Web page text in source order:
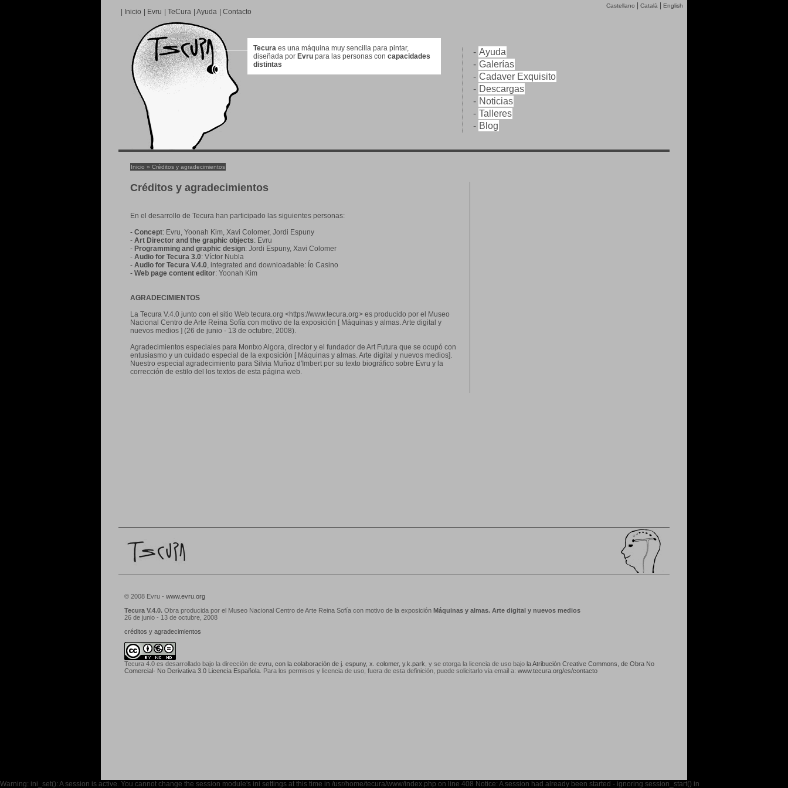
Castellano Català English
Inicio Evru TeCura Ayuda Contacto
Tecura es una máquina muy sencilla para pintar,
diseñada por Evru para las personas con capacidades
distintas
- Ayuda
- Galerías
- Cadaver Exquisito
- Descargas
- Noticias
- Talleres
- Blog
Inicio » Créditos y agradecimientos
Créditos y agradecimientos
En el desarrollo de Tecura han participado las siguientes personas:
- Concept: Evru, Yoonah Kim, Xavi Colomer, Jordi Espuny
- Art Director and the graphic objects: Evru
- Programming and graphic design: Jordi Espuny, Xavi Colomer
- Audio for Tecura 3.0: Víctor Nubla
- Audio for Tecura V.4.0, integrated and downloadable: Ío Casino
- Web page content editor: Yoonah Kim
AGRADECIMIENTOS
La Tecura V.4.0 junto con el sitio Web tecura.org <https://www.tecura.org> es producido por el Museo
Nacional Centro de Arte Reina Sofía con motivo de la exposición [ Máquinas y almas. Arte digital y
nuevos medios ] (26 de junio - 13 de octubre, 2008).
Agradecimientos especiales para Montxo Algora, director y el fundador de Art Futura que se ocupó con
entusiasmo y un cuidado especial de la exposición [ Máquinas y almas. Arte digital y nuevos medios].
Nuestro especial agradecimiento para Silvia Muñoz d'Imbert por su texto biográfico sobre Evru y la
corrección de estilo del los textos de esta página web.
© 2008 Evru - www.evru.org
Tecura V.4.0. Obra producida por el Museo Nacional Centro de Arte Reina Sofía con motivo de la exposición Máquinas y almas. Arte digital y nuevos medios
26 de junio - 13 de octubre, 2008
créditos y agradecimientos
Tecura 4.0 es desarrollado bajo la dirección de evru, con la colaboración de j. espuny, x. colomer, y.k.park , y se otorga la licencia de uso bajo la Atribución Creative Commons, de Obra No
Comercial- No Derivativa 3.0 Licencia Española . Para los permisos y licencia de uso, fuera de esta definición, puede solicitarlo via email a: www.tecura.org/es/contacto
Warning: ini_set(): A session is active. You cannot change the session module's ini settings at this time in /usr/home/tecura/www/index.php on line 408 Notice: A session had already been started - ignoring session_start() in